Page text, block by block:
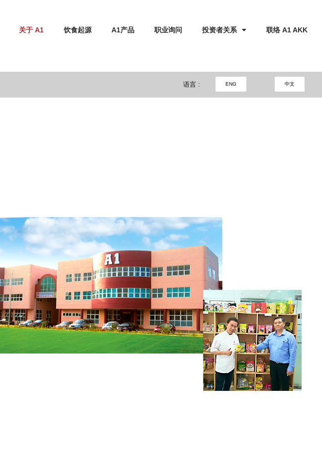
关于 A1 饮食起源 A1产品 职业询问 投资者关系 联络 A1 AKK
语言 : ENG 中文